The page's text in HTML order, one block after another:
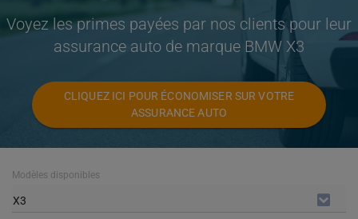
Voyez les primes payées par nos clients pour leur
assurance auto de marque BMW X3
CLIQUEZ ICI POUR ÉCONOMISER SUR VOTRE
ASSURANCE AUTO
Modèles disponibles
X3